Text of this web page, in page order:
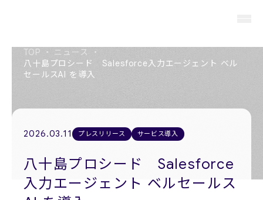
Members
Company
会社概要
TOP ・ ニュース
・
八十島プロシード Salesforce入力エージェント ベル
セールスAI を導入
2026.03.11 プレスリリース サービス導入
八十島プロシード Salesforce
入力エージェント ベルセールス